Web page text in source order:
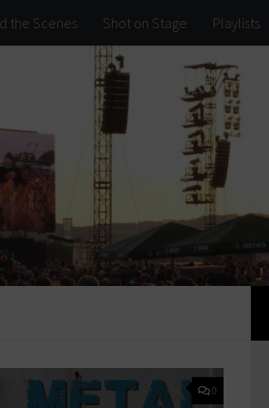
the Scenes Shot on Stage Playlists
0